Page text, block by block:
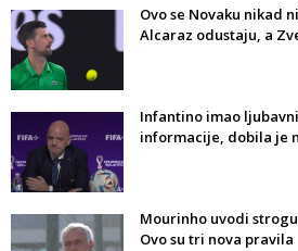
Ovo se Novaku nikad
Alcaraz odustaju, a
Infantino imao
informacije, dobila je
Mourinho uvodi
Ovo su tri nova pravila